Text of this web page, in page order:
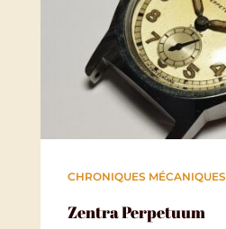
Zentra Perpetuum
CHRONIQUES MÉCANIQUES